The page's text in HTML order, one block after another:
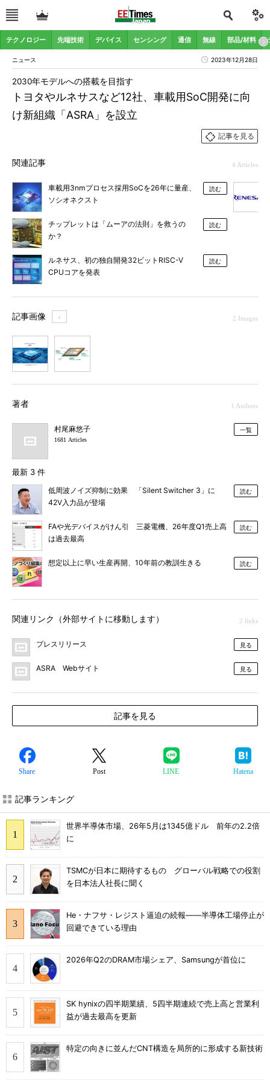
テクノロジー 先端技術 デバイス センシング 通信 無線 部品/材料
ニュース 2023年12月28日
トヨタやルネサスなど12社、車載用SoC開発に向
け新組織「ASRA」を設立
2030年モデルへの搭載を目指す
記事を見る
関連記事 4 Articles
車載用3nmプロセス採用SoCを26年に量産、
ソシオネクスト
読む
チップレットは「ムーアの法則」を救うの
か？
読む
ルネサス、初の独自開発32ビットRISC-V
CPUコアを発表
読む
記事画像 ＋ 2 Images
著者 1 Authors
村尾麻悠子
1681 Articles
一覧
最新 3 件
低周波ノイズ抑制に効果 「Silent Switcher 3」に
42V入力品が登場
読む
FAや光デバイスがけん引 三菱電機、26年度Q1売上高
は過去最高
読む
想定以上に早い生産再開、10年前の教訓生きる 読む
関連リンク（外部サイトに移動します） 2 links
プレスリリース 見る
ASRA Webサイト 見る
記事を見る
Share Post LINE Hatena
記事ランキング
世界半導体市場、26年5月は1345億ドル 前年の2.2倍
に
TSMCが日本に期待するもの グローバル戦略での役割
を日本法人社長に聞く
He・ナフサ・レジスト逼迫の続報――半導体工場停止が
回避できている理由
2026年Q2のDRAM市場シェア、Samsungが首位に
SK hynixの四半期業績、5四半期連続で売上高と営業利
益が過去最高を更新
特定の向きに並んだCNT構造を局所的に形成する新技術